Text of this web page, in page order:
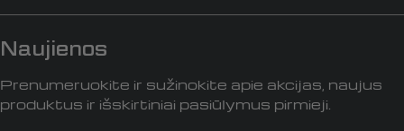
Naujienos
Prenumeruokite ir sužinokite apie akcijas, naujus
produktus ir išskirtiniai pasiūlymus pirmieji.